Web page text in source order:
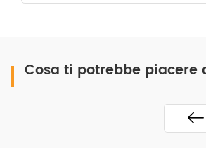
Cosa ti potrebbe piacere